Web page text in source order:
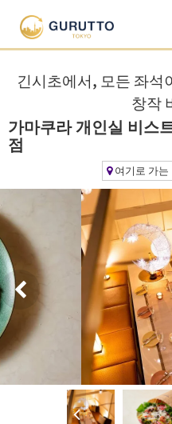
TOP
가마쿠라 개인실 비스트로 KAMAKURA
긴시초에서, 모든 좌석
창작
가마쿠라 개인실 비스
점
여기로 가는